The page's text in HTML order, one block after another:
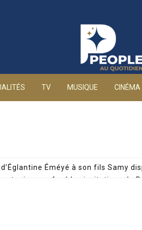
People au
TV MUSIQUE CINÉMA
Éméyé à son fils Samy
a toujours refusé les invitations de P.